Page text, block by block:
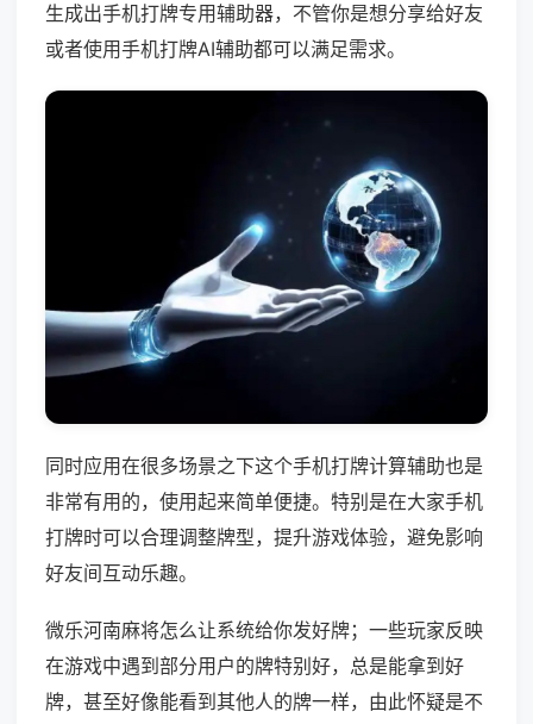
生成出手机打牌专用辅助器，不管你是想分享给好友
或者使用手机打牌AI辅助都可以满足需求。
同时应用在很多场景之下这个手机打牌计算辅助也是
非常有用的，使用起来简单便捷。特别是在大家手机
打牌时可以合理调整牌型，提升游戏体验，避免影响
好友间互动乐趣。
微乐河南麻将怎么让系统给你发好牌；一些玩家反映
在游戏中遇到部分用户的牌特别好，总是能拿到好
牌，甚至好像能看到其他人的牌一样，由此怀疑是不